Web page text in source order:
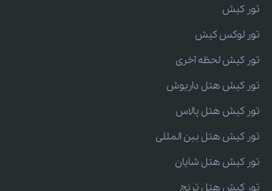
تور کیش
تور لوکس کیش
تور کیش لحظه آخری
تور کیش هتل داریوش
تور کیش هتل پالاس
تور کیش هتل بین المللی
تور کیش هتل شایان
تور کیش هتل ترنج